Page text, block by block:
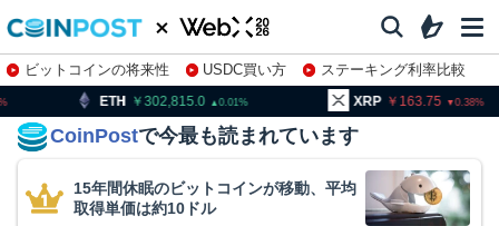
ビットコインの将来性 USDC買い方
ステーキング利率比較
株特集・関連銘柄
302,815.0 0.01 XRP 0.38 BNB
CoinPostで今最も読まれています
15年間休眠のビットコインが移動、平均
取得単価は約10ドル